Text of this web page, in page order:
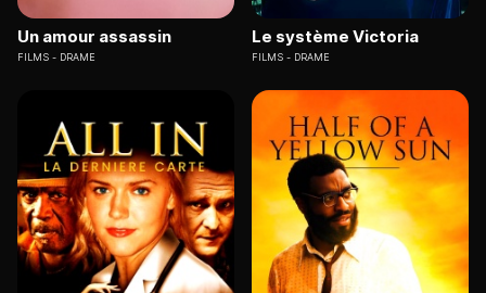
Un amour assassin
FILMS DRAME
Le système Victoria
FILMS DRAME